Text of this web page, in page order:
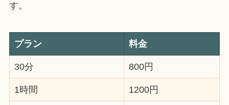
す。
プラン 料金
30分 800円
1時間 1200円